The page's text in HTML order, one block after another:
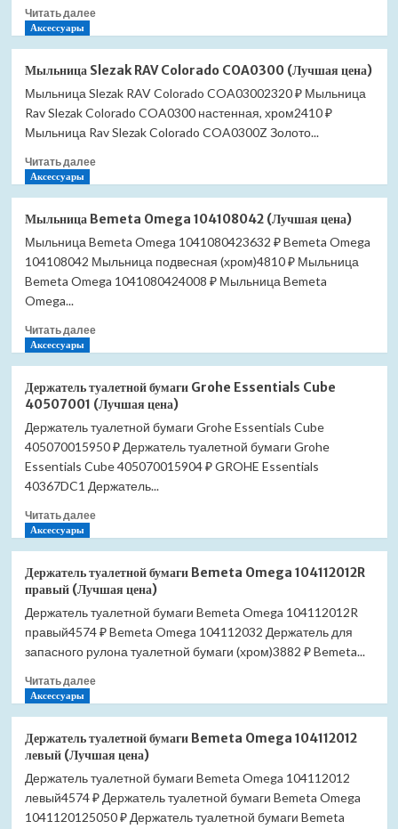
COA0400
цена)
Читать далееПрочитать
Мыльница
Slezak
RAV
Colorado
COA0301
цена)
Аксессуары
Мыльница Slezak RAV Colorado COA0300 (Лучшая цена)
Мыльница Slezak RAV Colorado COA03002320 ₽ Мыльница
Rav Slezak Colorado COA0300 настенная, хром2410 ₽
Мыльница Rav Slezak Colorado COA0300Z Золото...
Читать далееПрочитать
Slezak
RAV
Colorado
COA0300
Аксессуары
Мыльница Bemeta Omega 104108042 (Лучшая цена)
Мыльница Bemeta Omega 1041080423632 ₽ Bemeta Omega
104108042 Мыльница подвесная (хром)4810 ₽ Мыльница
Bemeta Omega 1041080424008 ₽ Мыльница Bemeta
Omega...
Читать далееПрочитать
Bemeta
Omega
104108042
(Лучшая
цена)
Аксессуары
Держатель туалетной бумаги Grohe Essentials Cube
40507001 (Лучшая цена)
Держатель туалетной бумаги Grohe Essentials Cube
405070015950 ₽ Держатель туалетной бумаги Grohe
Essentials Cube 405070015904 ₽ GROHE Essentials
40367DC1 Держатель...
Читать далееПрочитать
туалетной
бумаги
Grohe
Essentials
Cube
(Лучшая
Аксессуары
Держатель туалетной бумаги Bemeta Omega 104112012R
правый (Лучшая цена)
Держатель туалетной бумаги Bemeta Omega 104112012R
правый4574 ₽ Bemeta Omega 104112032 Держатель для
запасного рулона туалетной бумаги (хром)3882 ₽ Bemeta...
Читать далееПрочитать
туалетной
бумаги
Bemeta
Omega
104112012R
Аксессуары
Держатель туалетной бумаги Bemeta Omega 104112012
левый (Лучшая цена)
Держатель туалетной бумаги Bemeta Omega 104112012
левый4574 ₽ Держатель туалетной бумаги Bemeta Omega
1041120125050 ₽ Держатель туалетной бумаги Bemeta